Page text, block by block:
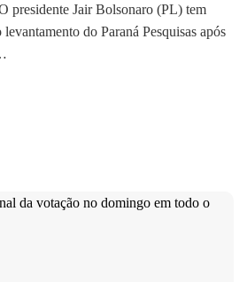
presidente Jair Bolsonaro (PL) tem
do Paraná Pesquisas após